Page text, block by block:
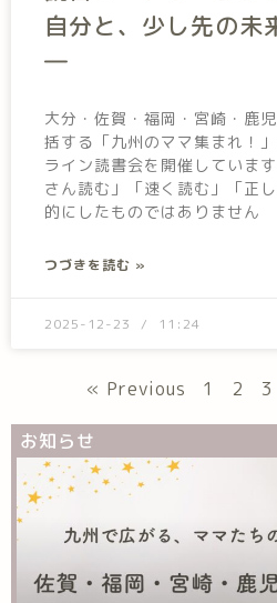
自分と、少し先の未
―
大分・佐賀・福岡・宮崎・鹿
括する「九州のママ集まれ！
ライン読書会を開催していま
さん読む」「速く読む」「正
的にしたものではありません
つづきを読む »
2025-12-23 11:24
« Previous 1 2 3
お知らせ